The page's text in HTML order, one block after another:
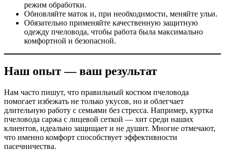
режим обработки.
Обновляйте маток и, при необходимости, меняйте ульи.
Обязательно применяйте качественную защитную
одежду пчеловода, чтобы работа была максимально
комфортной и безопасной.
Наш опыт — ваш результат
Нам часто пишут, что правильный костюм пчеловода
помогает избежать не только укусов, но и облегчает
длительную работу с семьями без стресса. Например, куртка
пчеловода саржа с лицевой сеткой — хит среди наших
клиентов, идеально защищает и не душит. Многие отмечают,
что именно комфорт способствует эффективности
пасечничества.